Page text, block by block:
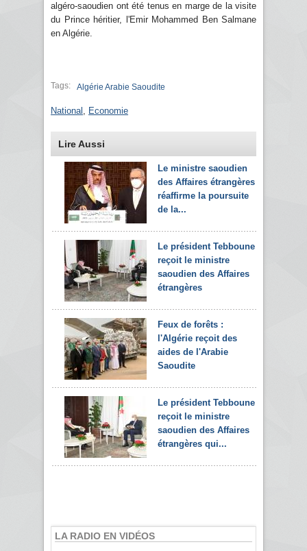
algéro-saoudien ont été tenus en marge de la visite
du Prince héritier, l'Emir Mohammed Ben Salmane
en Algérie.
Tags: Algérie Arabie Saoudite
National Economie
Lire Aussi
Le ministre saoudien
des Affaires étrangères
réaffirme la poursuite
de la...
Le président Tebboune
reçoit le ministre
saoudien des Affaires
étrangères
Feux de forêts :
l'Algérie reçoit des
aides de l'Arabie
Saoudite
Le président Tebboune
reçoit le ministre
saoudien des Affaires
étrangères qui...
LA RADIO EN VIDÉOS